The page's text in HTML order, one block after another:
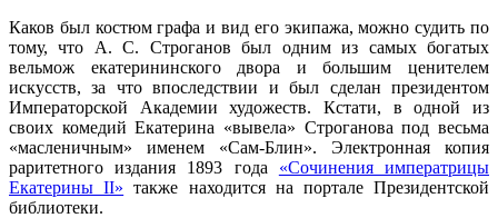
Каков был костюм графа и вид его экипажа, можно судить по
тому, что А. С. Строганов был одним из самых богатых
вельмож екатерининского двора и большим ценителем
искусств, за что впоследствии и был сделан президентом
Императорской Академии художеств. Кстати, в одной из
своих комедий Екатерина «вывела» Строганова под весьма
«масленичным» именем «Сам-Блин». Электронная копия
раритетного издания 1893 года «Сочинения императрицы
Екатерины II» также находится на портале Президентской
библиотеки.